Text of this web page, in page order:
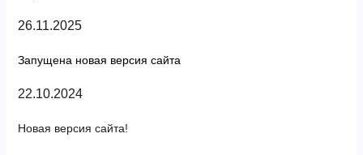
26.11.2025
Запущена новая версия сайта
22.10.2024
Новая версия сайта!